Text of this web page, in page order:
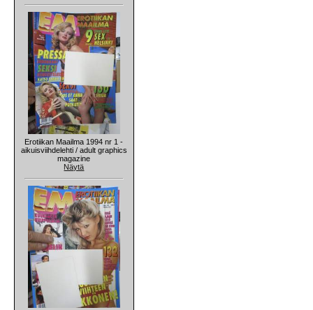
Erotiikan Maailma 1994 nr 1 -
aikuisviihdelehti / adult graphics
magazine
Näytä